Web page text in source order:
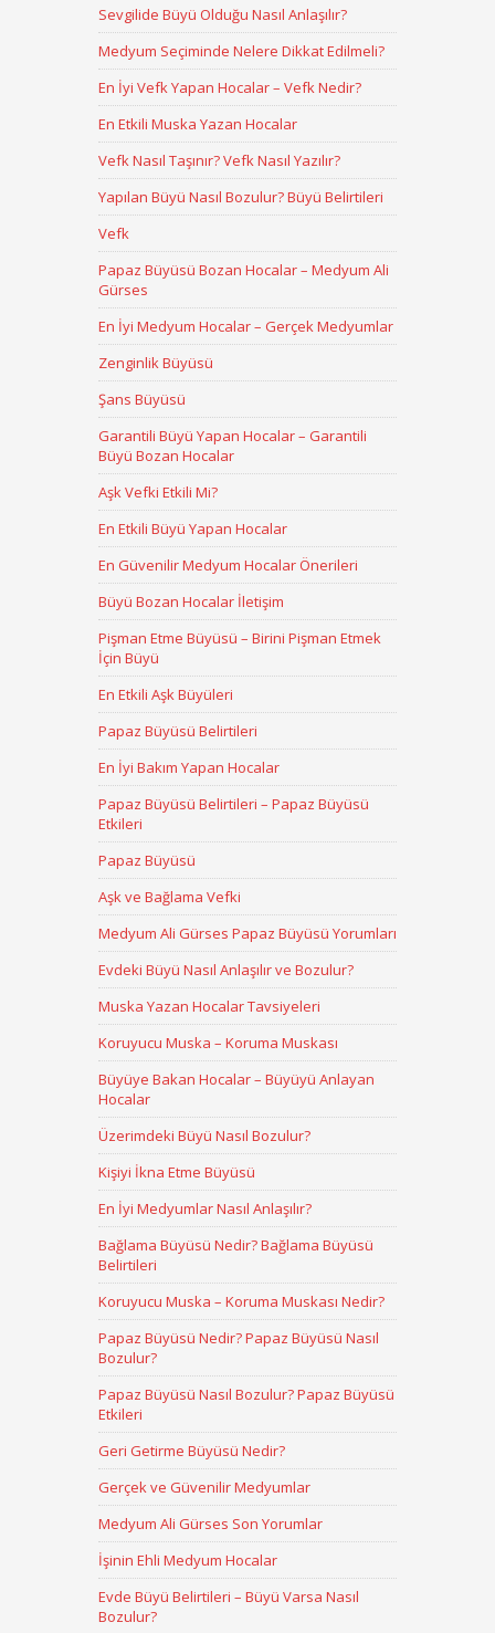
Sevgilide Büyü Olduğu Nasıl Anlaşılır?
Medyum Seçiminde Nelere Dikkat Edilmeli?
En İyi Vefk Yapan Hocalar – Vefk Nedir?
En Etkili Muska Yazan Hocalar
Vefk Nasıl Taşınır? Vefk Nasıl Yazılır?
Yapılan Büyü Nasıl Bozulur? Büyü Belirtileri
Vefk
Papaz Büyüsü Bozan Hocalar – Medyum Ali
Gürses
En İyi Medyum Hocalar – Gerçek Medyumlar
Zenginlik Büyüsü
Şans Büyüsü
Garantili Büyü Yapan Hocalar – Garantili
Büyü Bozan Hocalar
Aşk Vefki Etkili Mi?
En Etkili Büyü Yapan Hocalar
En Güvenilir Medyum Hocalar Önerileri
Büyü Bozan Hocalar İletişim
Pişman Etme Büyüsü – Birini Pişman Etmek
İçin Büyü
En Etkili Aşk Büyüleri
Papaz Büyüsü Belirtileri
En İyi Bakım Yapan Hocalar
Papaz Büyüsü Belirtileri – Papaz Büyüsü
Etkileri
Papaz Büyüsü
Aşk ve Bağlama Vefki
Medyum Ali Gürses Papaz Büyüsü Yorumları
Evdeki Büyü Nasıl Anlaşılır ve Bozulur?
Muska Yazan Hocalar Tavsiyeleri
Koruyucu Muska – Koruma Muskası
Büyüye Bakan Hocalar – Büyüyü Anlayan
Hocalar
Üzerimdeki Büyü Nasıl Bozulur?
Kişiyi İkna Etme Büyüsü
En İyi Medyumlar Nasıl Anlaşılır?
Bağlama Büyüsü Nedir? Bağlama Büyüsü
Belirtileri
Koruyucu Muska – Koruma Muskası Nedir?
Papaz Büyüsü Nedir? Papaz Büyüsü Nasıl
Bozulur?
Papaz Büyüsü Nasıl Bozulur? Papaz Büyüsü
Etkileri
Geri Getirme Büyüsü Nedir?
Gerçek ve Güvenilir Medyumlar
Medyum Ali Gürses Son Yorumlar
İşinin Ehli Medyum Hocalar
Evde Büyü Belirtileri – Büyü Varsa Nasıl
Bozulur?